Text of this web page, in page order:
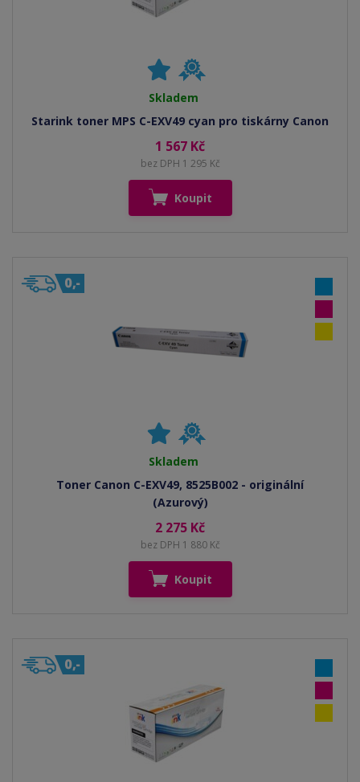
Skladem
Starink toner MPS C-EXV49 cyan pro tiskárny Canon
1 567 Kč
bez DPH 1 295 Kč
Koupit
Skladem
Toner Canon C-EXV49, 8525B002 - originální
(Azurový)
2 275 Kč
bez DPH 1 880 Kč
Koupit